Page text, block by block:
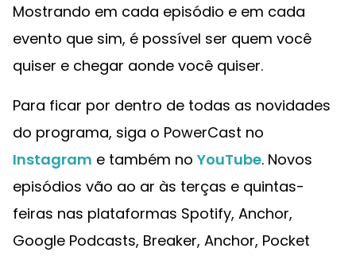
Mostrando em cada episódio e em cada
evento que sim, é possível ser quem você
quiser e chegar aonde você quiser.
Para ficar por dentro de todas as novidades
do programa, siga o PowerCast no
Instagram e também no YouTube. Novos
episódios vão ao ar às terças e quintas-
feiras nas plataformas Spotify, Anchor,
Google Podcasts, Breaker, Anchor, Pocket